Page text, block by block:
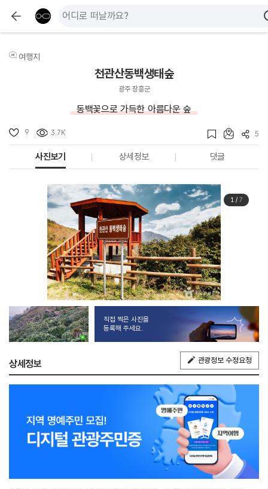
여행지
천관산동백생태숲
광주 장흥군
동백꽃으로 가득한 아름다운 숲
9 3.7K 5
사진보기 상세정보 댓글
1/ 7
직접 찍은 사진을
등록해 주세요.
상세정보 관광정보 수정요청